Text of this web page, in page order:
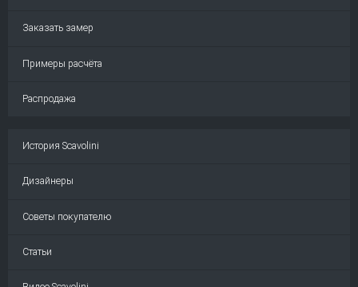
Заказать замер
Примеры расчёта
Распродажа
История Scavolini
Дизайнеры
Советы покупателю
Статьи